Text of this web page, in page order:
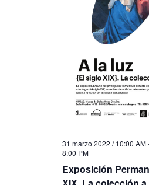
31 marzo 2022 / 10:00 AM
8:00 PM
Exposición